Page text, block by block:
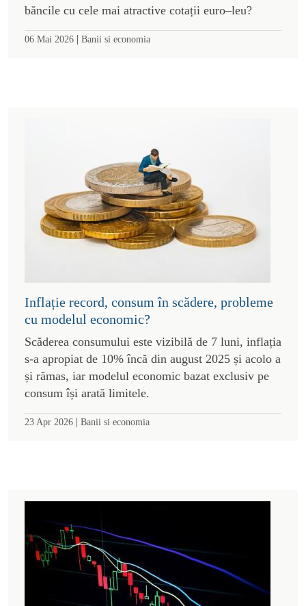
băncile cu cele mai atractive cotații euro–leu?
06 Mai 2026 | Banii si economia
Inflație record, consum în scădere, probleme
cu modelul economic?
Scăderea consumului este vizibilă de 7 luni, inflația
s-a apropiat de 10% încă din august 2025 și acolo a
și rămas, iar modelul economic bazat exclusiv pe
consum își arată limitele.
23 Apr 2026 | Banii si economia